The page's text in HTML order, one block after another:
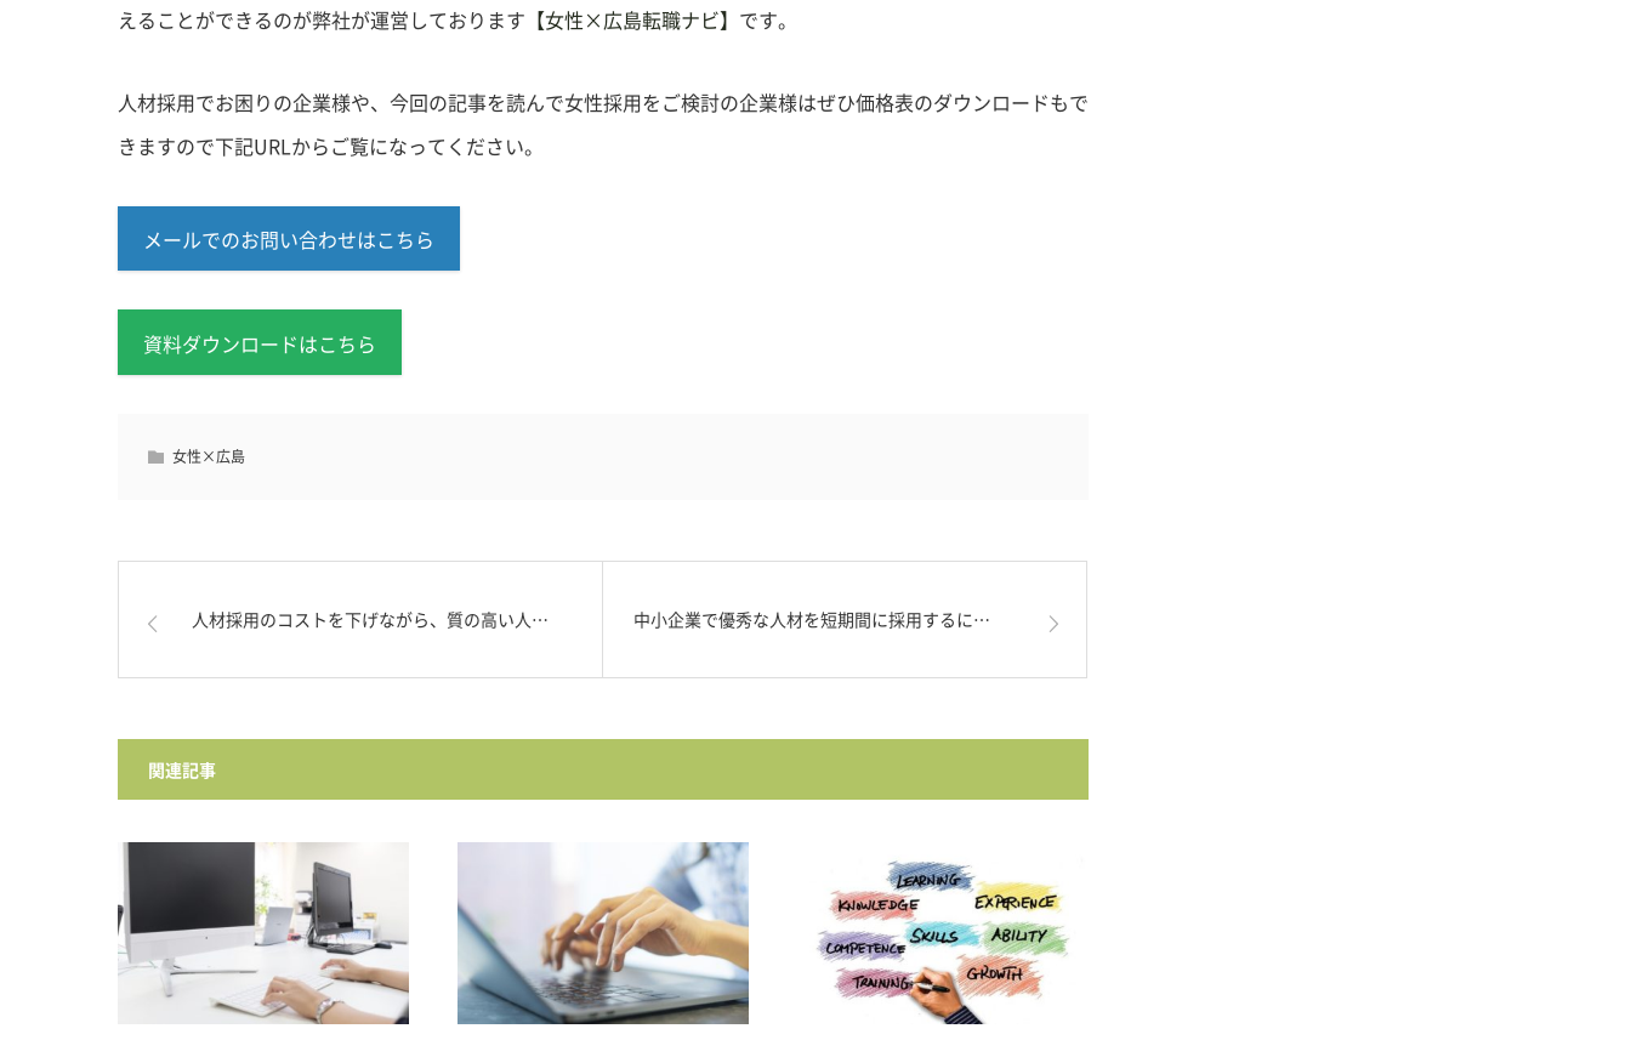
えることができるのが弊社が運営しております 【女性×広島転職ナビ】 です。
人材採用でお困りの企業様や、今回の記事を読んで女性採用をご検討の企業様はぜひ価格表のダウンロードもで
きますので下記URLからご覧になってください。
メールでのお問い合わせはこちら
資料ダウンロードはこちら
女性×広島
人材採用のコストを下げながら、質の高い人… 中小企業で優秀な人材を短期間に採用するに…
関連記事